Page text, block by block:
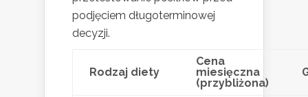
podjęciem długoterminowej
decyzji.
Rodzaj diety
Cena
miesięczna
(przybliżona)